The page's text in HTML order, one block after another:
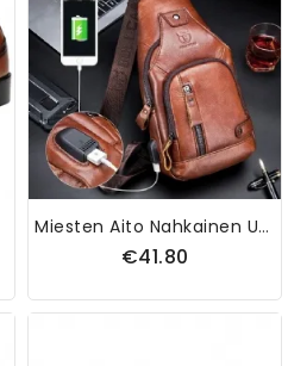
Miesten Aito Nahkainen Usb-Lataus Suuri Kapasiteetti Business Casual Rintalaukku Olkalaukku
€41.80